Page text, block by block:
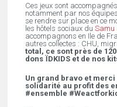
Ces jeux sont
notamment par nos
se rendre sur place en ce
les hôtels sociaux du Samu
accompagnons en Ile de
autres collectes : CHU,
total, ce sont près de
dons ÏDKIDS et de nos
Un grand bravo et
solidarité au profit des
#ensemble